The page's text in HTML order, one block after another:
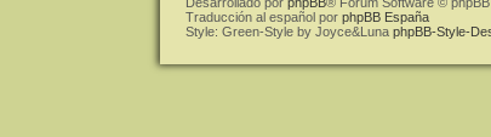
Desarrollado por phpBB® Forum Software © phpBB
Traducción al español por phpBB España
Style: Green-Style by Joyce&Luna phpBB-Style-